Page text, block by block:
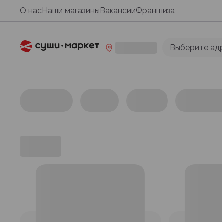
О насНаши магазиныВакансииФраншиза
Выберите